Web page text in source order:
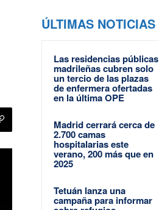
ÚLTIMAS NOTICIAS
Las residencias públicas
madrileñas cubren solo
un tercio de las plazas
de enfermera ofertadas
en la última OPE
Madrid cerrará cerca de
2.700 camas
hospitalarias este
verano, 200 más que en
2025
Tetuán lanza una
campaña para informar